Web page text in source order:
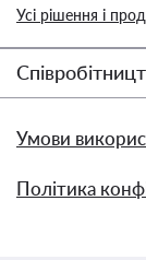
Усі рішення і
Умови
Політика